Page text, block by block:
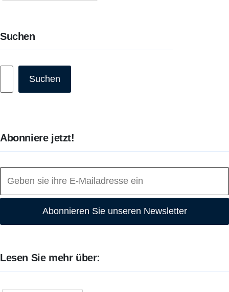
Suchen
Suchen
Abonniere jetzt!
Abonnieren Sie unseren Newsletter
Lesen Sie mehr über: